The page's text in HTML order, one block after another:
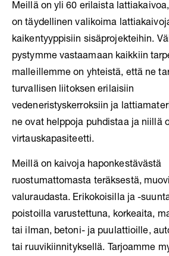
Meillä on yli 60 erilaista
on täydellinen valikoima
kaikentyyppisiin sisäprojekteihin.
pystymme vastaamaan kaikkiin
malleillemme on yhteistä, että ne
turvallisen liitoksen erilaisiin
vedeneristyskerroksiin ja
ne ovat helppoja puhdistaa ja niillä
virtauskapasiteetti.
Meillä on kaivoja haponkestävästä
ruostumattomasta teräksestä,
valuraudasta. Erikokoisilla ja -
poistoilla varustettuna, korkeaita,
tai ilman, betoni- ja puulattioille,
tai ruuvikiinnityksellä. Tarjoamme